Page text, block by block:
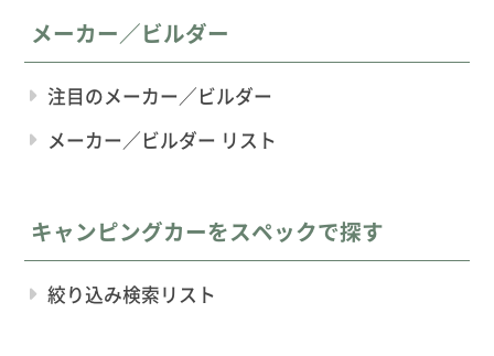
メーカー／ビルダー
注目のメーカー／ビルダー
メーカー／ビルダー リスト
キャンピングカーをスペックで探す
絞り込み検索リスト